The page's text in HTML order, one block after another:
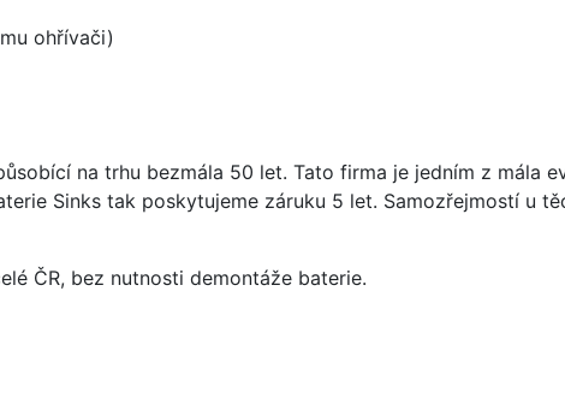
ohřívači)
na trhu bezmála 50 let. Tato firma je jedním z mála
Sinks tak poskytujeme záruku 5 let. Samozřejmostí u
ČR, bez nutnosti demontáže baterie.